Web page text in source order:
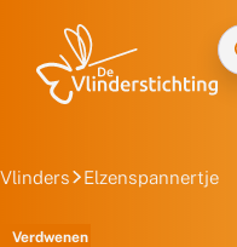
Vlinders Elzenspannertje
Verdwenen